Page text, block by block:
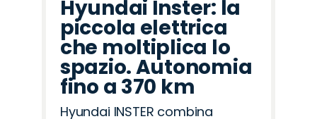
Hyundai Inster: la
piccola elettrica
che moltiplica lo
spazio. Autonomia
fino a 370 km
Hyundai INSTER combina